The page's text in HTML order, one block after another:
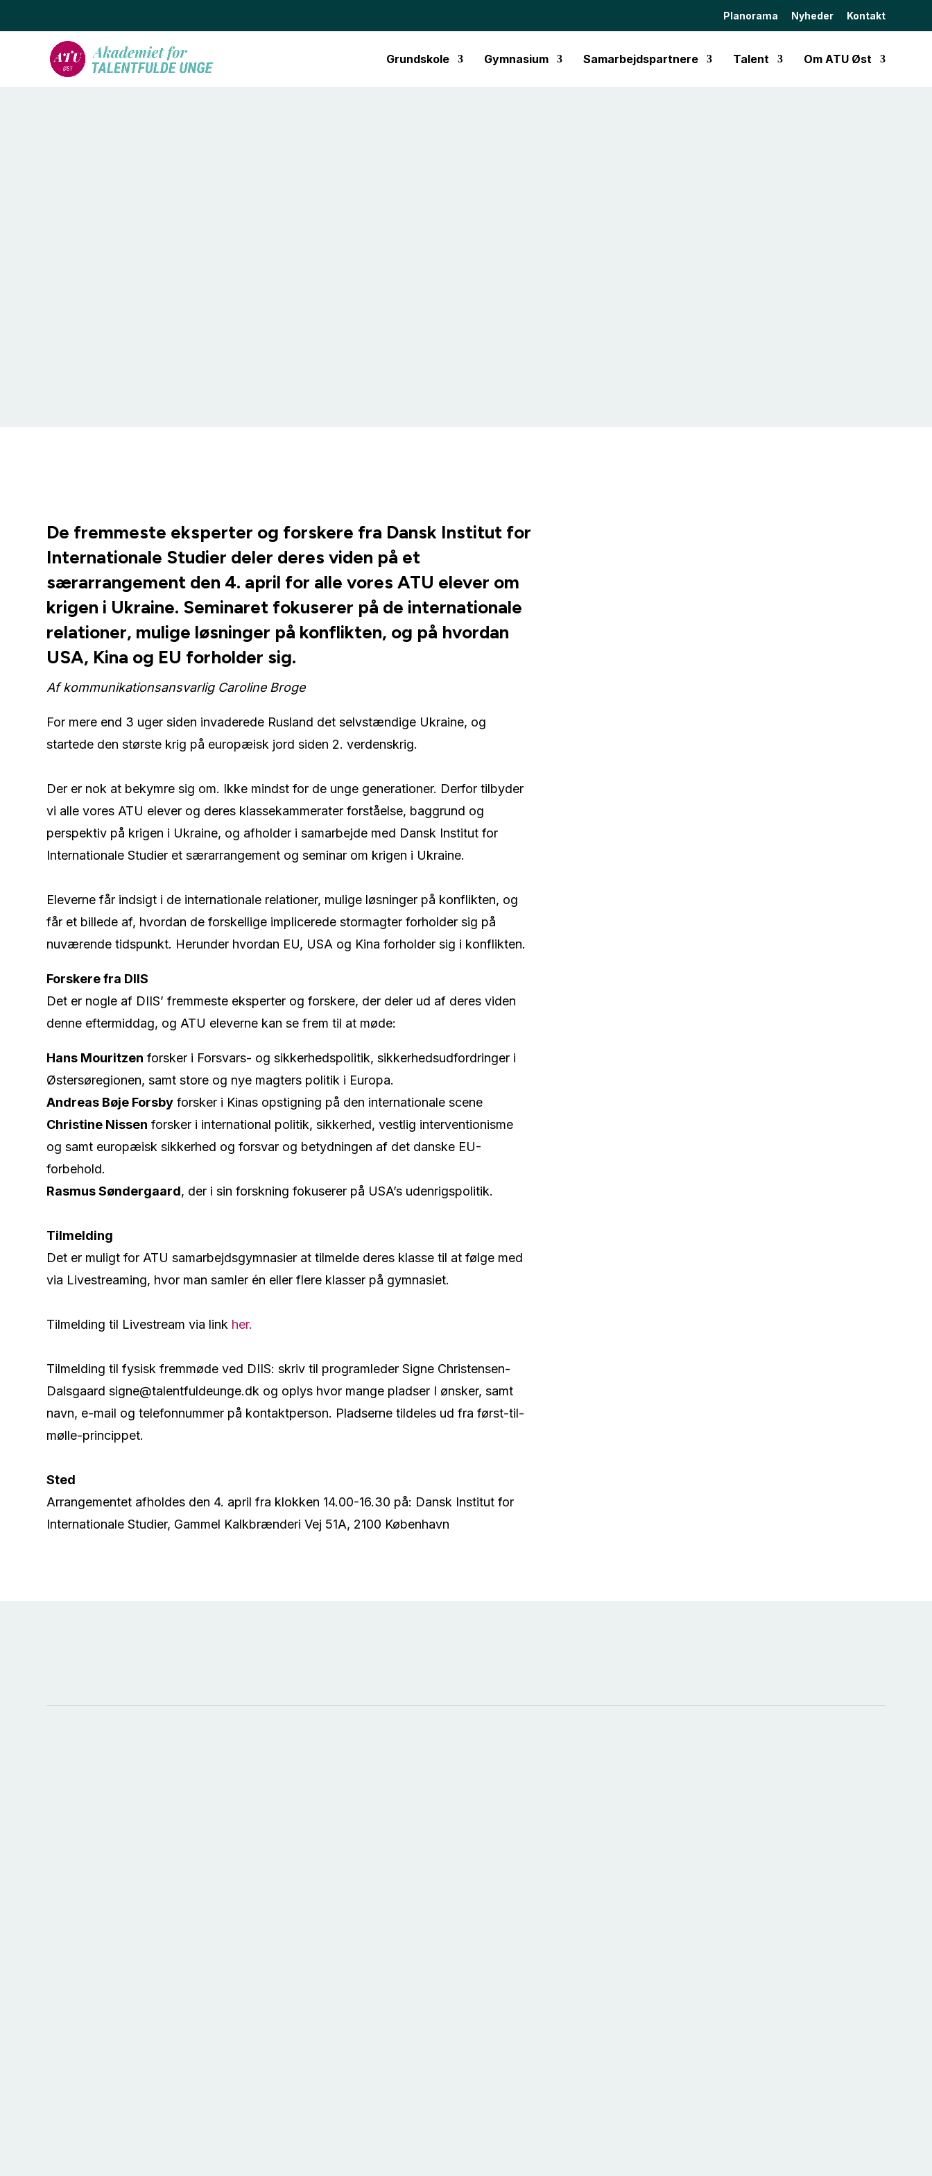
Planorama Nyheder Kontakt
Grundskole Gymnasium Samarbejdspartnere Talent Om ATU Øst
De fremmeste eksperter og forskere fra Dansk Institut for
Internationale Studier deler deres viden på et
særarrangement den 4. april for alle vores ATU elever om
krigen i Ukraine. Seminaret fokuserer på de internationale
relationer, mulige løsninger på konflikten, og på hvordan
USA, Kina og EU forholder sig.
Af kommunikationsansvarlig Caroline Broge
For mere end 3 uger siden invaderede Rusland det selvstændige Ukraine, og
startede den største krig på europæisk jord siden 2. verdenskrig.
Der er nok at bekymre sig om. Ikke mindst for de unge generationer. Derfor tilbyder
vi alle vores ATU elever og deres klassekammerater forståelse, baggrund og
perspektiv på krigen i Ukraine, og afholder i samarbejde med Dansk Institut for
Internationale Studier et særarrangement og seminar om krigen i Ukraine.
Eleverne får indsigt i de internationale relationer, mulige løsninger på konflikten, og
får et billede af, hvordan de forskellige implicerede stormagter forholder sig på
nuværende tidspunkt. Herunder hvordan EU, USA og Kina forholder sig i konflikten.
Forskere fra DIIS
Det er nogle af DIIS’ fremmeste eksperter og forskere, der deler ud af deres viden
denne eftermiddag, og ATU eleverne kan se frem til at møde:
Hans Mouritzen forsker i Forsvars- og sikkerhedspolitik, sikkerhedsudfordringer i
Østersøregionen, samt store og nye magters politik i Europa.
Andreas Bøje Forsby forsker i Kinas opstigning på den internationale scene
Christine Nissen forsker i international politik, sikkerhed, vestlig interventionisme
og samt europæisk sikkerhed og forsvar og betydningen af det danske EU-
forbehold.
Rasmus Søndergaard, der i sin forskning fokuserer på USA’s udenrigspolitik.
Tilmelding
Det er muligt for ATU samarbejdsgymnasier at tilmelde deres klasse til at følge med
via Livestreaming, hvor man samler én eller flere klasser på gymnasiet.
Tilmelding til Livestream via link her.
Tilmelding til fysisk fremmøde ved DIIS: skriv til programleder Signe Christensen-
Dalsgaard signe@talentfuldeunge.dk og oplys hvor mange pladser I ønsker, samt
navn, e-mail og telefonnummer på kontaktperson. Pladserne tildeles ud fra først-til-
mølle-princippet.
Sted
Arrangementet afholdes den 4. april fra klokken 14.00-16.30 på: Dansk Institut for
Internationale Studier, Gammel Kalkbrænderi Vej 51A, 2100 København